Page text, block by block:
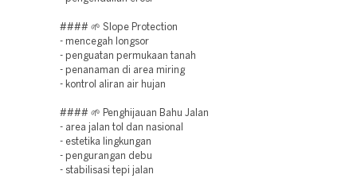
#### 🌱 Slope Protection
- mencegah longsor
- penguatan permukaan tanah
- penanaman di area miring
- kontrol aliran air hujan
#### 🌱 Penghijauan Bahu Jalan
- area jalan tol dan nasional
- estetika lingkungan
- pengurangan debu
- stabilisasi tepi jalan